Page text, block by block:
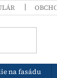
na fasádu